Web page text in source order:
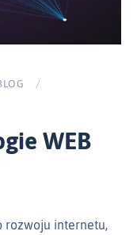
/
WEB
rozwoju internetu,